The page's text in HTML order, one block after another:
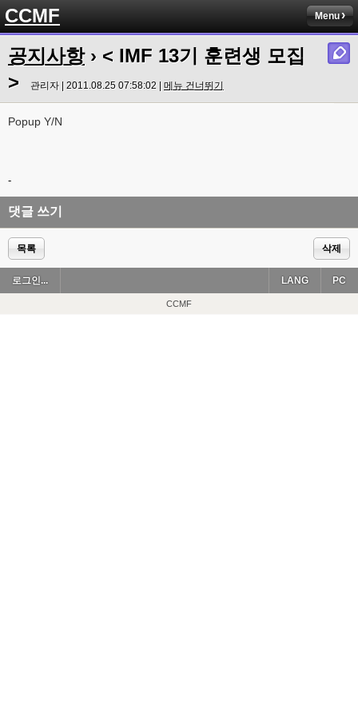
CCMF Menu
공지사항› < IMF 13기 훈련생 모집
>
관리자 | 2011.08.25 07:58:02 | 메뉴 건너뛰기
Popup Y/N
-
댓글 쓰기
목록 삭제
로그인... PC
LANG
CCMF